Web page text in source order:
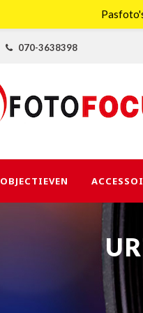
070-3638398
OBJECTIEVEN